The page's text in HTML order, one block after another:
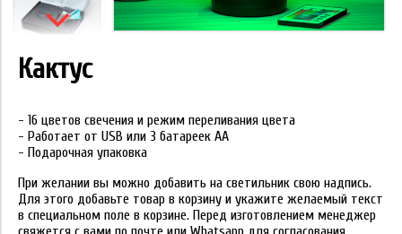
Кактус
- 16 цветов свечения и режим переливания цвета
- Работает от USB или 3 батареек АА
- Подарочная упаковка
При желании вы можно добавить на светильник свою надпись.
Для этого добавьте товар в корзину и укажите желаемый текст
в специальном поле в корзине. Перед изготовлением менеджер